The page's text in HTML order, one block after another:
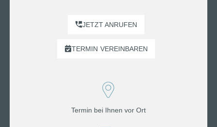
JETZT ANRUFEN
TERMIN VEREINBAREN
Termin bei Ihnen vor Ort